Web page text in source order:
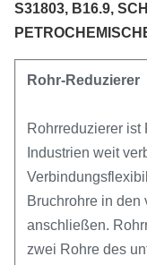
S31803, B16.9,
Rohr-Reduzierer
Rohrreduzierer
Industrien weit
Bruchrohre in den
anschließen.
zwei Rohre des